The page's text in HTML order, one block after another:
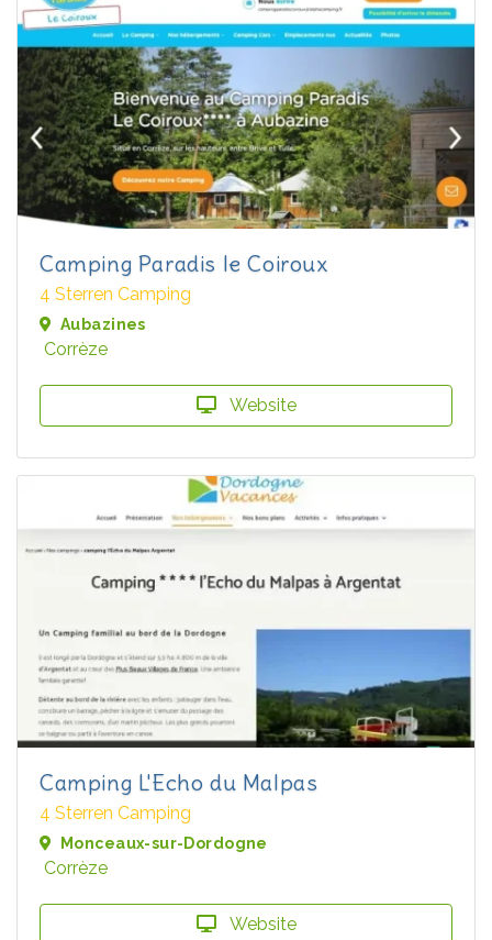
Camping Paradis le Coiroux
4 Sterren Camping
Aubazines
Corrèze
Website
Camping L'Echo du Malpas
4 Sterren Camping
Monceaux-sur-Dordogne
Corrèze
Website